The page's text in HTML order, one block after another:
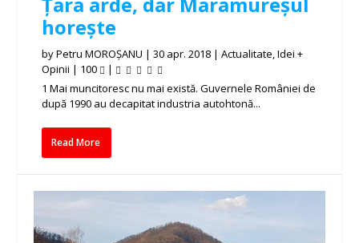
horește
byPetru MOROȘANU |30 apr. 2018 |Actualitate ,Idei +
Opinii | 100
|
1 Mai muncitoresc nu mai există. Guvernele României de
după 1990 au decapitat industria autohtonă...
Read More